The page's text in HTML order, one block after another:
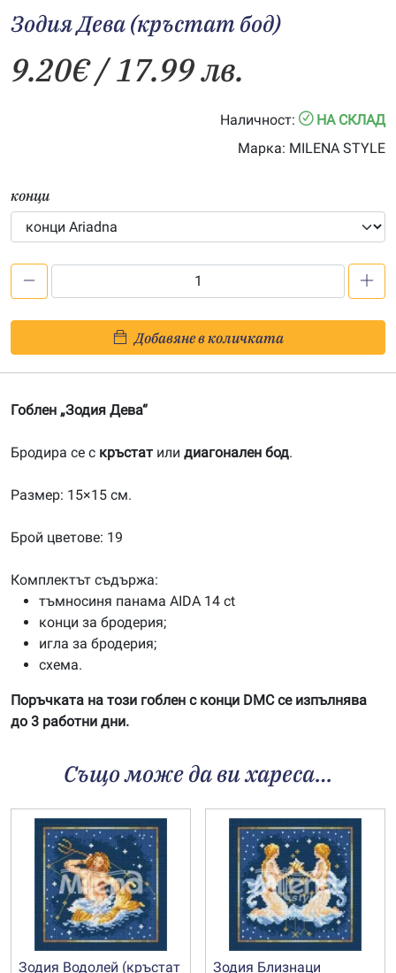
Зодия Дева (кръстат бод)
9.20€/ 17.99 лв.
Наличност:
НА СКЛАД
Марка: MILENA STYLE
конци
Дева
(кръстат
Добавяне в количката
Гоблен „Зодия Дева“
Бродира се с кръстат или диагонален бод.
Размер: 15×15 см.
Брой цветове: 19
Комплектът съдържа:
тъмносиня панама AIDA 14 ct
конци за бродерия;
игла за бродерия;
схема.
Поръчката на този гоблен с конци DMC се изпълнява
до 3 работни дни.
Също може да ви хареса…
Зодия Водолей (кръстат Зодия Близнаци